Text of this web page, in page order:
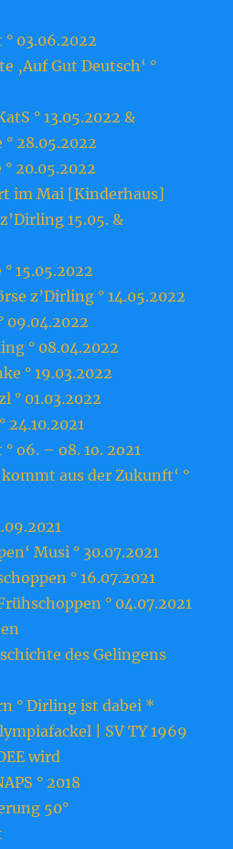
03.06.2022
‚Auf Gut Deutsch‘ °
° 13.05.2022 &
28.05.2022
20.05.2022
im Mai [Kinderhaus]
15.05. &
15.05.2022
z’Dirling ° 14.05.2022
09.04.2022
° 08.04.2022
° 19.03.2022
° 01.03.2022
24.10.2021
o6. – o8. 1o. 2o21
aus der Zukunft‘ °
Musi ° 30.07.2021
° 16.07.2021
° 04.07.2021
des Gelingens
° Dirling ist dabei *
| SV TY 1969
wird
° 2018
50°